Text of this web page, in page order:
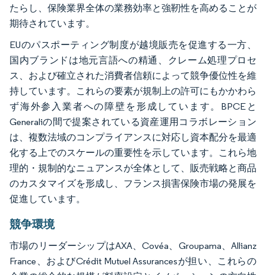
たらし、保険業界全体の業務効率と強靭性を高めることが
期待されています。
EUのパスポーティング制度が越境販売を促進する一方、
国内ブランドは地元言語への精通、クレーム処理プロセ
ス、および確立された消費者信頼によって競争優位性を維
持しています。これらの要素が規制上の許可にもかかわら
ず海外参入業者への障壁を形成しています。BPCEと
Generaliの間で提案されている資産運用コラボレーション
は、複数法域のコンプライアンスに対応し資本配分を最適
化する上でのスケールの重要性を示しています。これら地
理的・規制的なニュアンスが全体として、販売戦略と商品
のカスタマイズを形成し、フランス損害保険市場の発展を
促進しています。
競争環境
市場のリーダーシップはAXA、Covéa、Groupama、Allianz
France、およびCrédit Mutuel Assurancesが担い、これらの